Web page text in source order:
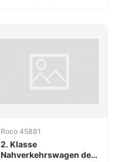
Roco 45881
2. Klasse
Nahverkehrswagen der